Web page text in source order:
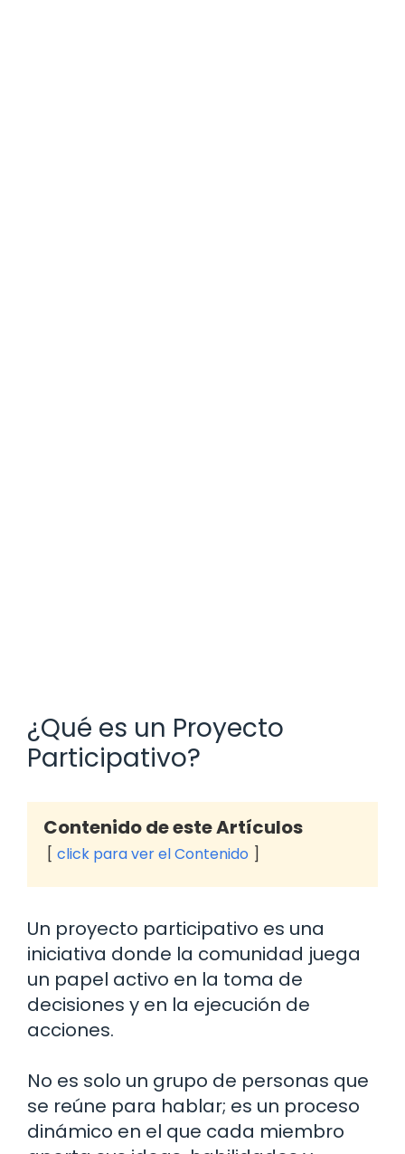
¿Qué es un Proyecto
Participativo?
Contenido de este Artículos
click para ver el Contenido
Un proyecto participativo es una
iniciativa donde la comunidad juega
un papel activo en la toma de
decisiones y en la ejecución de
acciones.
No es solo un grupo de personas que
se reúne para hablar; es un proceso
dinámico en el que cada miembro